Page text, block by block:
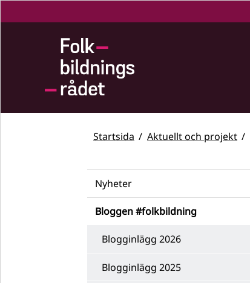
Startsida Aktuellt och projekt
Nyheter
Bloggen #folkbildning
Blogginlägg 2026
Blogginlägg 2025